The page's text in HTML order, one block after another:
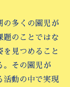
の多くの園児が
題のことではな
を見つめること
。その園児が
活動の中で実現